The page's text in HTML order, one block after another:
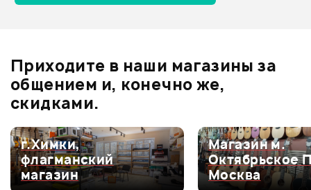
0.0
Оценка5
0
Оценка4
0
Оценка3
0
Приходите в наши магазины за
общением и, конечно же,
скидками.
г.Химки,
флагманский
магазин
Магазин м.
Октябрьское
Москва